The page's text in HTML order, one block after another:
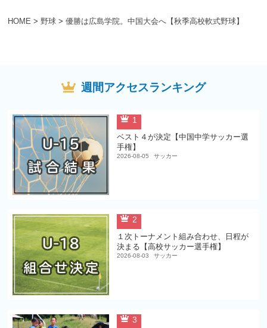
HOME > 野球> 優勝は広島学院。中国大会へ【秋季高校軟式野球】
週間アクセスランキング
1
ベスト４が決定【中国中学サッカー選
手権】
2026-08-05 サッカー
2
１次トーナメント組み合わせ、日程が
決まる【高校サッカー選手権】
2026-08-03 サッカー
3